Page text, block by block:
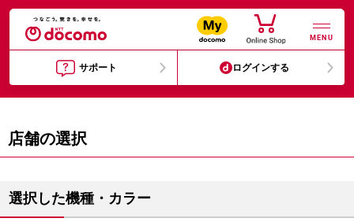
MENU
サポート ログインする
店舗の選択
選択した機種・カラー